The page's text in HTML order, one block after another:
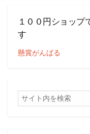
１００円ショップ
す
懸賞がんばる
検
索